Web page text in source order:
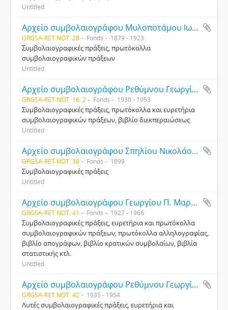
Untitled
Αρχείο συμβολαιογράφου Μυλοποτάμου Ιωάννη Νικολακάκη
GRGSA-RET NOT. 28 Fonds 1879 - 1923
Συμβολαιογραφικές πράξεις, πρωτόκολλα
συμβολαιογραφικών πράξεων
Untitled
Αρχείο συμβολαιογράφου Ρεθύμνου Γεωργίου Λουκάκη
GRGSA-RET NOT. 16. 2 Fonds 1930 - 1953
Συμβολαιογραφικές πράξεις, πρωτόκολλα και ευρετήρια
συμβολαιογραφικών πράξεων, βιβλίο διεκπεραιώσεως
Untitled
Αρχείο συμβολαιογράφου Σπηλίου Νικολάου Βερναδάκη
GRGSA-RET NOT. 38 Fonds 1899
Συμβολαιογραφικές πράξεις
Untitled
Αρχείο συμβολαιογράφου Γεωργίου Π. Μαραγκάκη
GRGSA-RET NOT. 41 Fonds 1927 - 1966
Συμβολαιογραφικές πράξεις, ευρετήρια και πρωτόκολλα
συμβολαιογραφικών πράξεων, πρωτόκολλα αλληλογραφίας,
βιβλίο απογράφων, βιβλίο κρατικών συμβολαίων, βιβλία
στατιστικής κτλ.
Untitled
Αρχείο συμβολαιογράφου Ρεθύμνου Γεωργίου Κ. Ανδρουλιδάκη
GRGSA-RET NOT. 42 1935 - 1954
Λυτές συμβολαιογραφικές πράξεις, ευρετήρια και